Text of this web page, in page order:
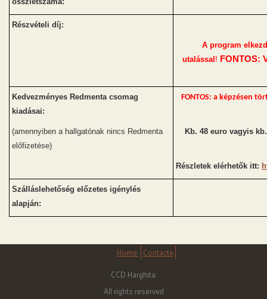
Részvételi díj:
A program
utalással! FONTOS:
Kedvezményes Redmenta csomag
kiadásai:
(amennyiben a hallgatónak nincs Redmenta
előfizetése)
FONTOS: a képzésen
Kb. 48 euro vagyis
Részletek elérhetők itt:
Szálláslehetőség előzetes igénylés
alapján:
Home Contacte
CCD Harghita.
All rights reserved